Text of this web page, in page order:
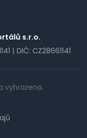
s.r.o.
| DIČ: CZ28661141
vyhrazena.